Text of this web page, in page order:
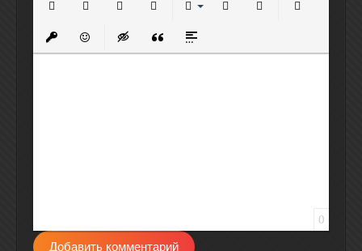
Вставить защищенную ссылку
Вставить смайлик
Вставка скрытого текста
Вставка цитаты
Вставка спойлера
0
Добавить комментарий